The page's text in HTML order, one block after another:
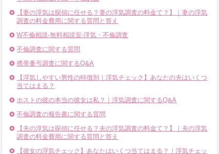
【妻の浮気は探偵に任せる？妻の浮気調査の料金て？】｜妻の浮気
調査の料金費用に関する質問と答え
W不倫相談-無料相談室-浮気・不倫調査
不倫調査に関する質問
携帯番号調査に関するQ&A
【浮気しやすい男性の特徴別｜浮気チェック】あなたの夫はいくつ
当てはまる？
ホストの彼の本当の彼女は私？｜浮気調査に関するQ&A
不倫調査の報告書に関する質問
【夫の浮気は探偵に任せる？夫の浮気調査の料金て？】｜夫の浮気
調査の料金費用に関する質問と答え
【彼女の浮気チェック】あなたはいくつ当てはまる？｜浮気チェッ